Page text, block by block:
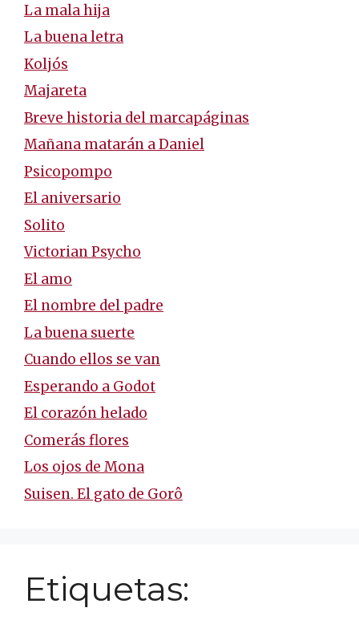
La mala hija
La buena letra
Koljós
Majareta
Breve historia del marcapáginas
Mañana matarán a Daniel
Psicopompo
El aniversario
Solito
Victorian Psycho
El amo
El nombre del padre
La buena suerte
Cuando ellos se van
Esperando a Godot
El corazón helado
Comerás flores
Los ojos de Mona
Suisen. El gato de Gorô
Etiquetas: